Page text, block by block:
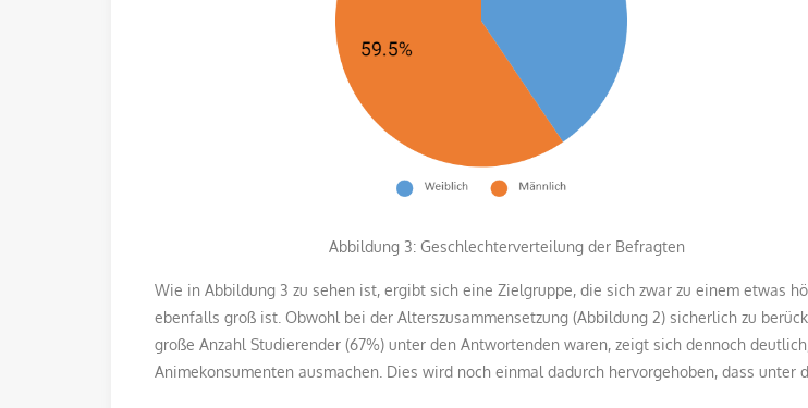
Abbildung 3: Geschlechterverteilung der Befragten
Wie in Abbildung 3 zu sehen ist, ergibt sich eine Zielgruppe, die sich zwar zu einem etwas
ebenfalls groß ist. Obwohl bei der Alterszusammensetzung (Abbildung 2) sicherlich zu
große Anzahl Studierender (67%) unter den Antwortenden waren, zeigt sich dennoch
Animekonsumenten ausmachen. Dies wird noch einmal dadurch hervorgehoben, dass unter